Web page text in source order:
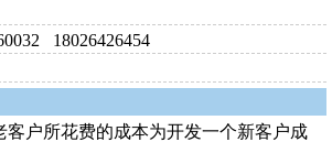
18026426454
客户所花费的成本为开发一个新客户成